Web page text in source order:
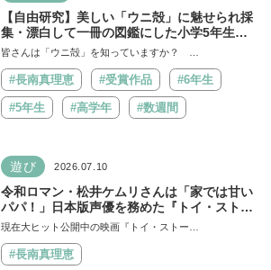
【自由研究】美しい「ウニ殻」に魅せられ採
集・漂白して一冊の図鑑にした小学5年生の
舘 賢聖さん。「興味があることにとことん
で魅力を伝えたい
皆さんは「ウニ殻」を知っていますか？ …
#長南真理恵 #受賞作品 #6年生
#5年生 #高学年 #数週間
遊び 2026.07.10
令和ロマン・松井ケムリさんは「家では甘い
パパ！」日本版声優を務めた『トイ・ストー
リー５』は「デジタル機器と子どもの関わり
ればおもちゃへの気持ちが変わるかも！？」
現在大ヒット公開中の映画『トイ・ストー…
#長南真理恵